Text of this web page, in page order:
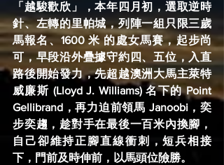
「越駿歡欣」，本年四月初，選取逆時
針、左轉的里帕城，列陣一組只限三歲
馬報名、1600 米 的處女馬賽，起步尚
可，早段沿外疊據守約四、五位，入直
路後開始發力，先超越澳洲大馬主萊特
威廉斯 (Lloyd J. Williams) 名下的 Point
Gellibrand，再力迫前領馬 Janoobi，奕
步奕趨，趁對手在最後一百米內換腳，
自己卻維持正腳直線衝刺，短兵相接
下，門前及時伸前，以馬頭位險勝。